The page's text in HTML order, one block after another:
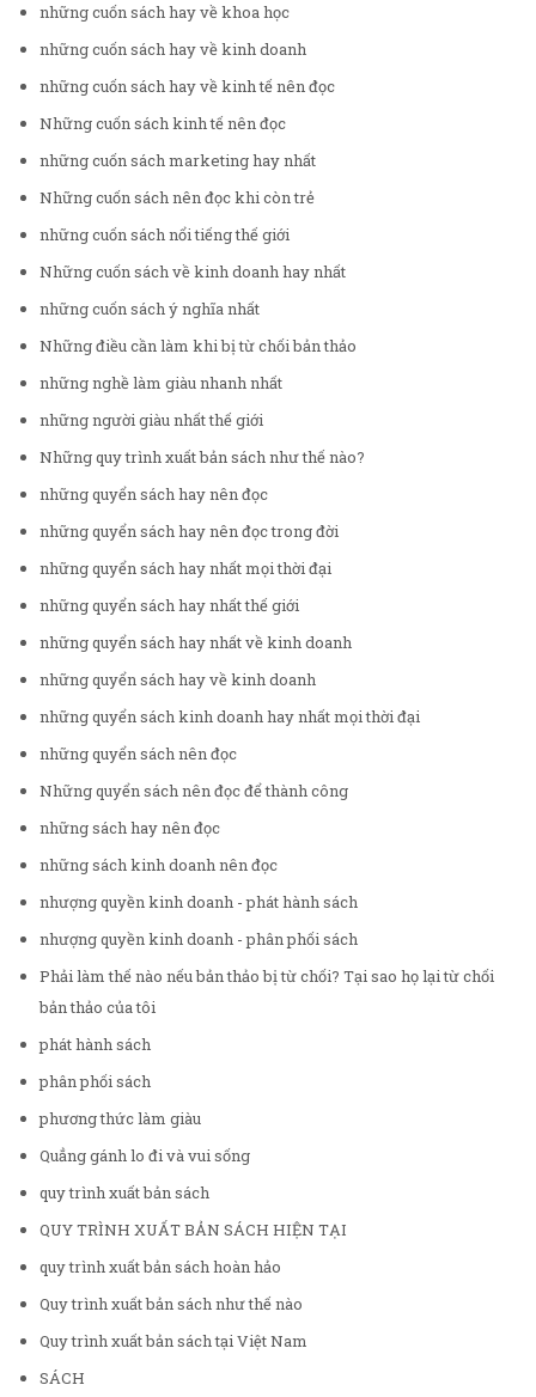
những cuốn sách hay về khoa học
những cuốn sách hay về kinh doanh
những cuốn sách hay về kinh tế nên đọc
Những cuốn sách kinh tế nên đọc
những cuốn sách marketing hay nhất
Những cuốn sách nên đọc khi còn trẻ
những cuốn sách nổi tiếng thế giới
Những cuốn sách về kinh doanh hay nhất
những cuốn sách ý nghĩa nhất
Những điều cần làm khi bị từ chối bản thảo
những nghề làm giàu nhanh nhất
những người giàu nhất thế giới
Những quy trình xuất bản sách như thế nào?
những quyển sách hay nên đọc
những quyển sách hay nên đọc trong đời
những quyển sách hay nhất mọi thời đại
những quyển sách hay nhất thế giới
những quyển sách hay nhất về kinh doanh
những quyển sách hay về kinh doanh
những quyển sách kinh doanh hay nhất mọi thời đại
những quyển sách nên đọc
Những quyển sách nên đọc để thành công
những sách hay nên đọc
những sách kinh doanh nên đọc
nhượng quyền kinh doanh - phát hành sách
nhượng quyền kinh doanh - phân phối sách
Phải làm thế nào nếu bản thảo bị từ chối? Tại sao họ lại từ chối
bản thảo của tôi
phát hành sách
phân phối sách
phương thức làm giàu
Quẳng gánh lo đi và vui sống
quy trình xuất bản sách
QUY TRÌNH XUẤT BẢN SÁCH HIỆN TẠI
quy trình xuất bản sách hoàn hảo
Quy trình xuất bản sách như thế nào
Quy trình xuất bản sách tại Việt Nam
SÁCH